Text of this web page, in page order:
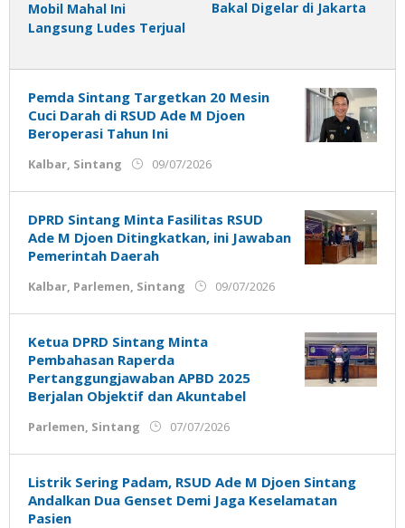
Mobil Mahal Ini
Langsung Ludes Terjual
Bakal Digelar di Jakarta
Pemda Sintang Targetkan 20 Mesin
Cuci Darah di RSUD Ade M Djoen
Beroperasi Tahun Ini
Kalbar, Sintang 09/07/2026
Ujung
Jemari
DPRD Sintang Minta Fasilitas RSUD
Ade M Djoen Ditingkatkan, ini Jawaban
Pemerintah Daerah
Kalbar, Parlemen, Sintang 09/07/2026
Ujung
Jemari
Ketua DPRD Sintang Minta
Pembahasan Raperda
Pertanggungjawaban APBD 2025
Berjalan Objektif dan Akuntabel
Parlemen, Sintang 07/07/2026
Ujung
Jemari
Listrik Sering Padam, RSUD Ade M Djoen Sintang
Andalkan Dua Genset Demi Jaga Keselamatan
Pasien